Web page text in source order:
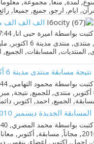
الف الف الف
كتبت بواسطة اميرة حبى انا‏, 22-11-2010 07:44 PM
نتيجة مسابقة منتدى مدينة 6 أكتوبر لشهر ديسمبر 2010
كتبت بواسطة محمود التهامي‏, 26-12-2010 02:44 PM
المسابقة الجديدة ديسمبر 2010 ( اشحن رصيدك مجاناً )
كتبت بواسطة محمد المصري‏, 30-11-2010 09:40 PM